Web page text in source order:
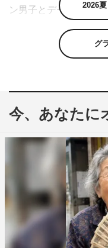
ン男子とデートを繰り
の中には、嘘をつい
出したりと女子高生た
カミくん”の誘惑や嘘
ことができるのか。
2026
グ
今、あなたに